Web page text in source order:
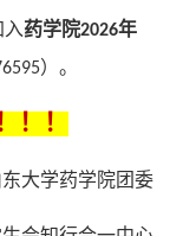
入药学院2026年
）。
！！
东大学药学院团委